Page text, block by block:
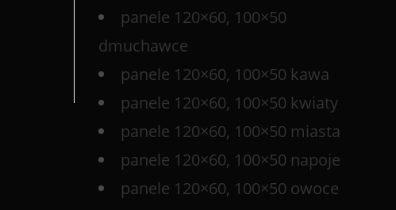
panele 120×60, 100×50
dmuchawce
panele 120×60, 100×50 kawa
panele 120×60, 100×50 kwiaty
panele 120×60, 100×50 miasta
panele 120×60, 100×50 napoje
panele 120×60, 100×50 owoce